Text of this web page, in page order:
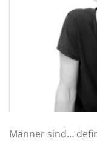
Männer sind…